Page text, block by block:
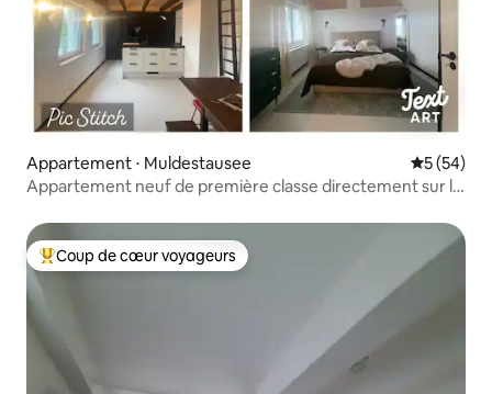
Appartement ⋅ Muldestausee
5 (54)
Appartement neuf de première classe directement sur le
Coups de cœur voyageurs les plus appréciés
Coup de cœur voyageurs